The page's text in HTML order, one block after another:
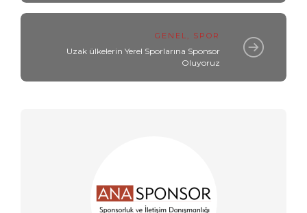
GENEL , SPOR
Uzak ülkelerin Yerel Sporlarına Sponsor
Oluyoruz